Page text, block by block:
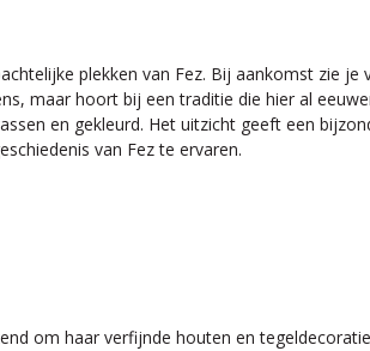
plekken van Fez. Bij aankomst zie
maar hoort bij een traditie die hier al
en gekleurd. Het uitzicht geeft een
van Fez te ervaren.
om haar verfijnde houten en